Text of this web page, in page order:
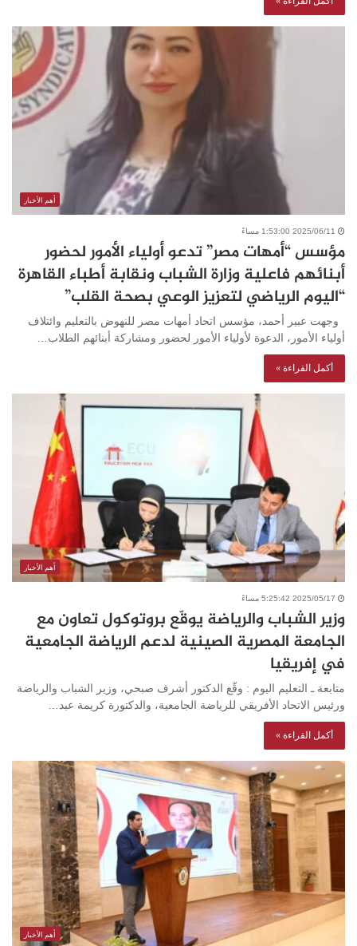
أهم الأخبار
2025/06/11 1:53:00 مساءً
مؤسس “أمهات مصر” تدعو أولياء الأمور لحضور
أبنائهم فاعلية وزارة الشباب ونقابة أطباء القاهرة
“اليوم الرياضي لتعزيز الوعي بصحة القلب”
وجهت عبير أحمد، مؤسس اتحاد أمهات مصر للنهوض بالتعليم وائتلاف
أولياء الأمور، الدعوة لأولياء الأمور لحضور ومشاركة أبنائهم الطلاب…
أكمل القراءة »
أهم الأخبار
2025/05/17 5:25:42 مساءً
وزير الشباب والرياضة يوقّع بروتوكول تعاون مع
الجامعة المصرية الصينية لدعم الرياضة الجامعية
في إفريقيا
متابعة ـ التعليم اليوم : وقّع الدكتور أشرف صبحي، وزير الشباب والرياضة
ورئيس الاتحاد الأفريقي للرياضة الجامعية، والدكتورة كريمة عبد…
أكمل القراءة »
أهم الأخبار